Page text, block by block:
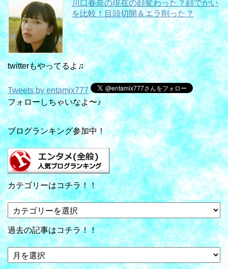
川口春奈の現在の顔変わった？顔でかい
を比較！目頭切開＆エラ削った？
twitterもやってるよ♫
Tweets by entamix777
フォローしちゃいなよ〜♪
ブログランキング参加中！
カテゴリーはコチラ！！
テ
ゴ
リ
ー
は
過去の記事はコチラ！！
過
去